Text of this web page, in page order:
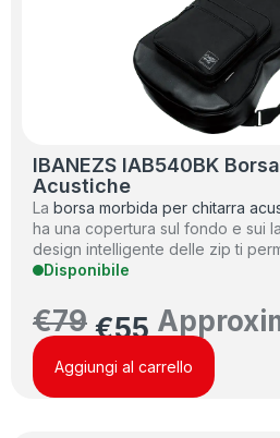
IBANEZS IAB540BK
Acustiche
La borsa morbida per chitarra
ha una copertura sul fondo e sui
design intelligente delle zip ti
Disponibile
€79 €55
Aggiungi al carrello